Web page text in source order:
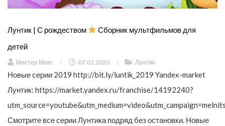
Лунтик | С рождеством
Сборник мультфильмов для
детей
Мистер Макс / 07.01.2020 / Лунтик
Новые серии 2019 http://bit.ly/luntik_2019 Yandex-market
Лунтик: https://market.yandex.ru/franchise/14192240?
Смотрите все серии Лунтика подряд без остановки. Новые